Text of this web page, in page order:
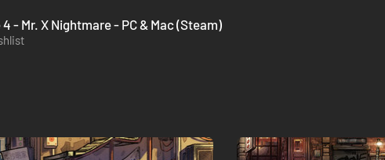
- Mr. X Nightmare - PC & Mac (Steam)